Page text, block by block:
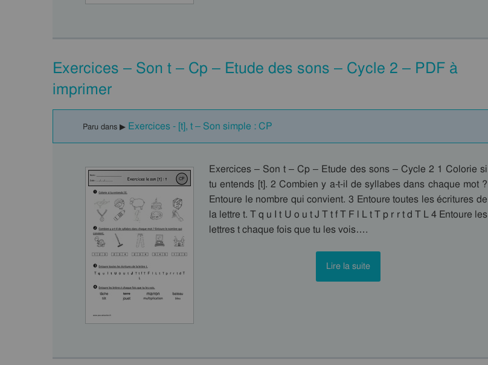
Exercices – Son t – Cp – Etude des sons – Cycle 2 – PDF à
imprimer
Paru dans ▶ Exercices - [t], t – Son simple : CP
Exercices – Son t – Cp – Etude des sons – Cycle 2 1 Colorie si
tu entends [t]. 2 Combien y a-t-il de syllabes dans chaque mot ?
Entoure le nombre qui convient. 3 Entoure toutes les écritures de
la lettre t. T q u I t U o u t J T t f T F l L t T p r r t d T L 4 Entoure les
lettres t chaque fois que tu les vois….
Lire la suite